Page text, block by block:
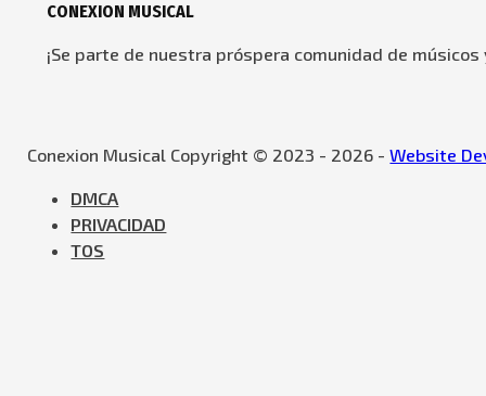
CONEXION MUSICAL
¡Se parte de nuestra próspera comunidad de
Conexion Musical Copyright © 2023 - 2026 -Website
DMCA
PRIVACIDAD
TOS